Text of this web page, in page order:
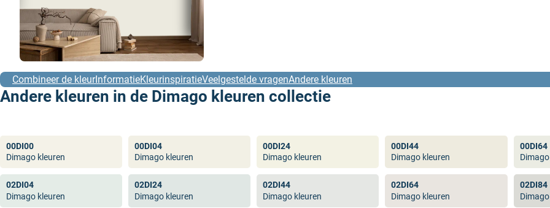
Combineer de kleurInformatieKleurinspiratieVeelgestelde vragenAndere kleuren
Andere kleuren in de Dimago kleuren collectie
00DI00
Dimago kleuren
00DI04
Dimago kleuren
00DI24
Dimago kleuren
00DI44
Dimago kleuren
00DI64
02DI04
Dimago kleuren
02DI24
Dimago kleuren
02DI44
Dimago kleuren
02DI64
Dimago kleuren
02DI84